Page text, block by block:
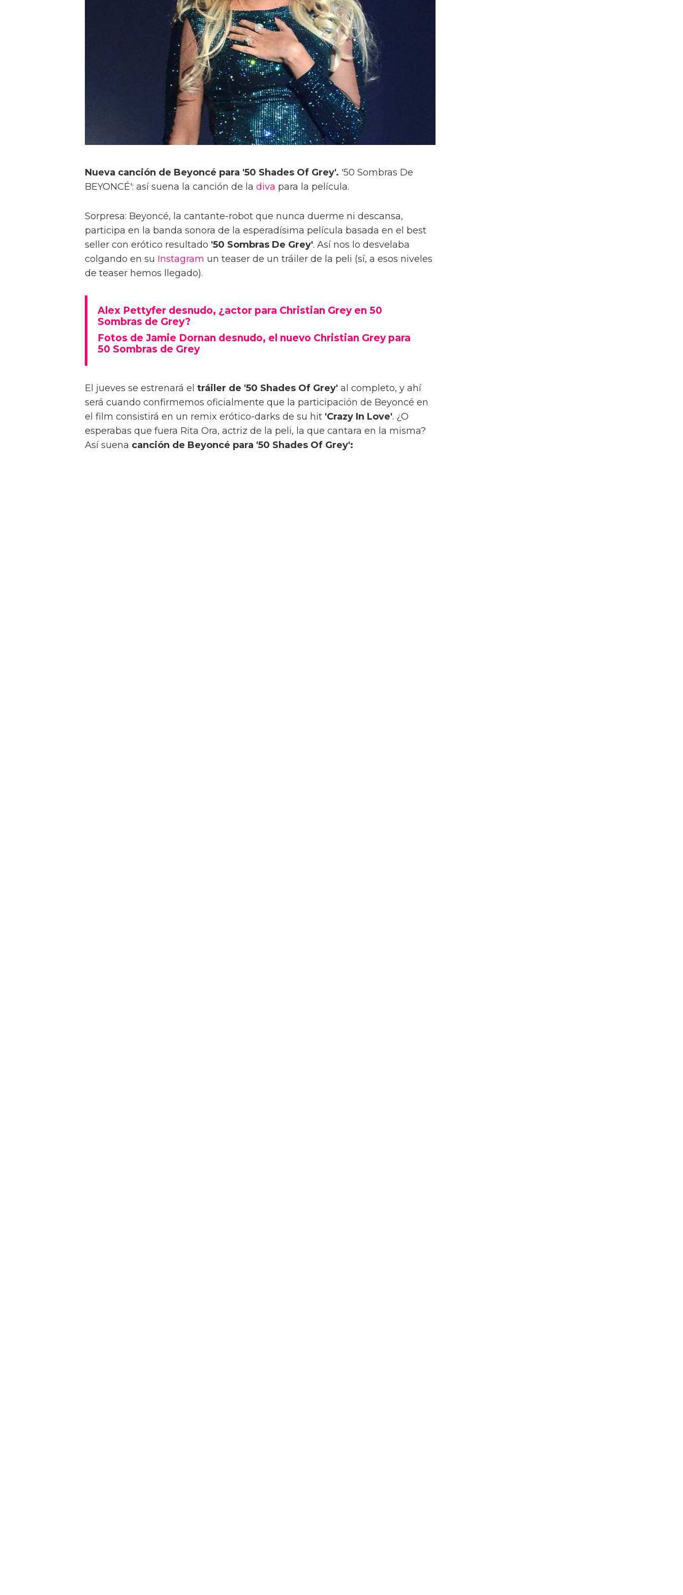
Nueva canción de Beyoncé para '50 Shades Of Grey'. '50 Sombras De
BEYONCÉ': así suena la canción de la diva para la película.
Sorpresa: Beyoncé, la cantante-robot que nunca duerme ni descansa,
participa en la banda sonora de la esperadísima película basada en el best
seller con erótico resultado '50 Sombras De Grey'. Así nos lo desvelaba
colgando en su Instagram un teaser de un tráiler de la peli (sí, a esos niveles
de teaser hemos llegado).
Alex Pettyfer desnudo, ¿actor para Christian Grey en 50
Sombras de Grey?
Fotos de Jamie Dornan desnudo, el nuevo Christian Grey para
50 Sombras de Grey
El jueves se estrenará el tráiler de '50 Shades Of Grey' al completo, y ahí
será cuando confirmemos oficialmente que la participación de Beyoncé en
el film consistirá en un remix erótico-darks de su hit 'Crazy In Love'. ¿O
esperabas que fuera Rita Ora, actriz de la peli, la que cantara en la misma?
Así suena canción de Beyoncé para '50 Shades Of Grey':